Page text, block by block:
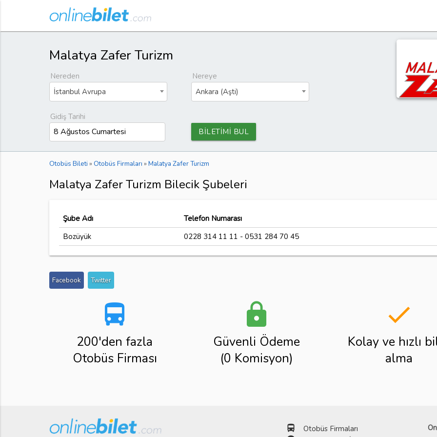
Malatya Zafer Turizm
Nereden
İstanbul Avrupa
Nereye
Ankara (Aşti)
Gidiş Tarihi
BİLETİMİ BUL
Otobüs Bileti » Otobüs Firmaları » Malatya Zafer Turizm
Malatya Zafer Turizm Bilecik Şubeleri
Şube Adı
Telefon Numarası
Bozüyük
0228 314 11 11 - 0531 284 70 45
Facebook Twitter
directions_bus
200'den fazla
Otobüs Firması
lock
Güvenli Ödeme
(0 Komisyon)
done
Kolay ve hızlı
alma
directions_bus Otobüs Firmaları